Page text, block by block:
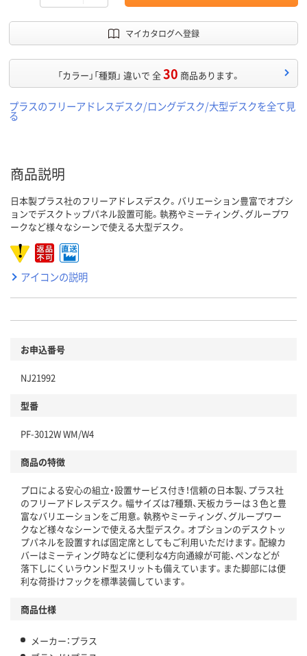
マイカタログへ登録
「カラー」「種類」 違いで 全30 商品あります。
プラスのフリーアドレスデスク/ロングデスク/大型デスクを全て見
る
商品説明
日本製プラス社のフリーアドレスデスク。バリエーション豊富でオプシ
ョンでデスクトップパネル設置可能。執務やミーティング、グループワ
ークなど様々なシーンで使える大型デスク。
アイコンの説明
お申込番号
NJ21992
型番
PF-3012W WM/W4
商品の特徴
プロによる安心の組立・設置サービス付き！信頼の日本製、プラス社
のフリーアドレスデスク。幅サイズは7種類、天板カラーは３色と豊
富なバリエーションをご用意。執務やミーティング、グループワー
クなど様々なシーンで使える大型デスク。オプションのデスクトッ
プパネルを設置すれば固定席としてもご利用いただけます。配線カ
バーはミーティング時などに便利な4方向通線が可能、ペンなどが
落下しにくいラウンド型スリットも備えています。また脚部には便
利な荷掛けフックを標準装備しています。
商品仕様
メーカー：プラス